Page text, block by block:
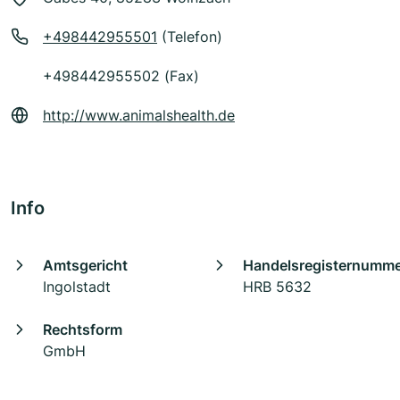
+498442955501 (Telefon)
+498442955502 (Fax)
http://www.animalshealth.de
Info
Amtsgericht
Ingolstadt
HRB 5632
Rechtsform
GmbH